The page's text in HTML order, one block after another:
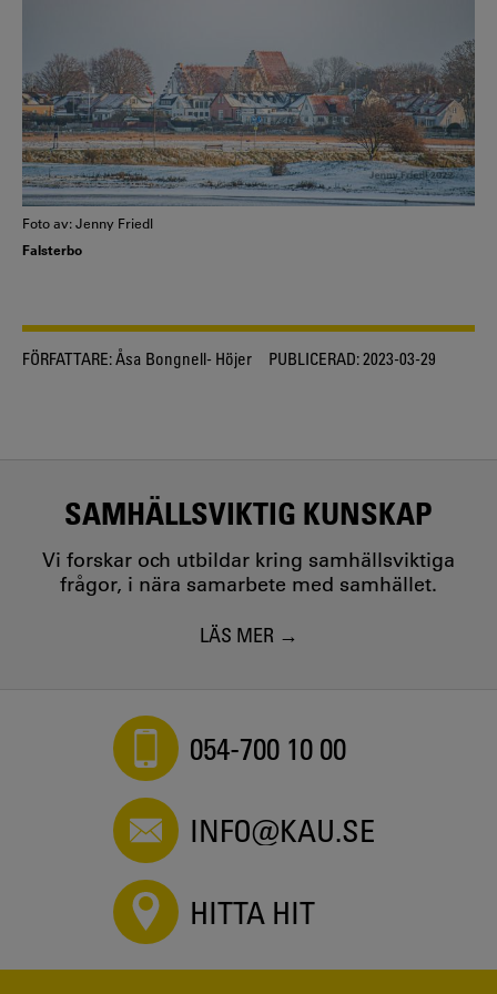
Foto av: Jenny Friedl
Falsterbo
FÖRFATTARE:Åsa Bongnell- Höjer PUBLICERAD:2023-03-29
SAMHÄLLSVIKTIG KUNSKAP
Vi forskar och utbildar kring samhällsviktiga
frågor, i nära samarbete med samhället.
LÄS MER
054-700 10 00
INFO@KAU.SE
HITTA HIT